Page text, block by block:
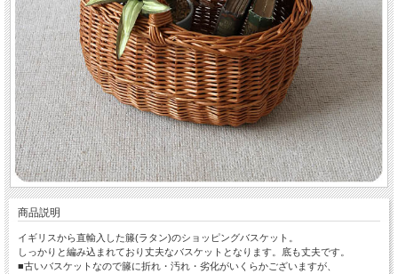
商品説明
イギリスから直輸入した籐(ラタン)のショッピングバスケット。
しっかりと編み込まれており丈夫なバスケットとなります。底も丈夫です。
■古いバスケットなので籐に折れ・汚れ・劣化がいくらかございますが、